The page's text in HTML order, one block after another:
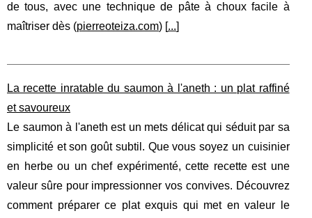
de tous, avec une technique de pâte à choux facile à
maîtriser dès (pierreoteiza.com) [...]
La recette inratable du saumon à l'aneth : un plat raffiné
et savoureux
Le saumon à l'aneth est un mets délicat qui séduit par sa
simplicité et son goût subtil. Que vous soyez un cuisinier
en herbe ou un chef expérimenté, cette recette est une
valeur sûre pour impressionner vos convives. Découvrez
comment préparer ce plat exquis qui met en valeur le